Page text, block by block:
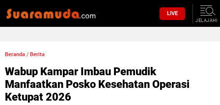
LIVE
JELAJAHI
Beranda / Berita
Wabup Kampar Imbau Pemudik
Manfaatkan Posko Kesehatan Operasi
Ketupat 2026